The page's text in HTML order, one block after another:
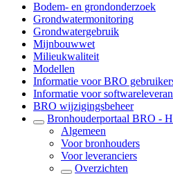
Bodem- en grondonderzoek
Grondwatermonitoring
Grondwatergebruik
Mijnbouwwet
Milieukwaliteit
Modellen
Informatie voor BRO
Informatie voor
BRO wijzigingsbeheer
Bronhouderportaal BRO -
Algemeen
Voor bronhouders
Voor leveranciers
Overzichten